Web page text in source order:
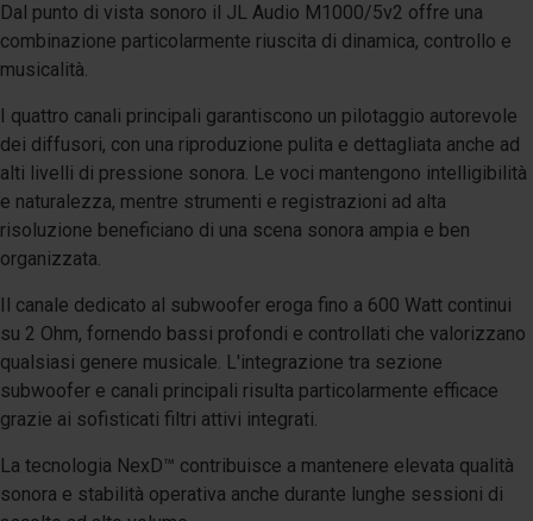
Dal punto di vista sonoro il JL Audio M1000/5v2 offre una
combinazione particolarmente riuscita di dinamica, controllo e
musicalità.
I quattro canali principali garantiscono un pilotaggio autorevole
dei diffusori, con una riproduzione pulita e dettagliata anche ad
alti livelli di pressione sonora. Le voci mantengono intelligibilità
e naturalezza, mentre strumenti e registrazioni ad alta
risoluzione beneficiano di una scena sonora ampia e ben
organizzata.
Il canale dedicato al subwoofer eroga fino a 600 Watt continui
su 2 Ohm, fornendo bassi profondi e controllati che valorizzano
qualsiasi genere musicale. L'integrazione tra sezione
subwoofer e canali principali risulta particolarmente efficace
grazie ai sofisticati filtri attivi integrati.
La tecnologia NexD™ contribuisce a mantenere elevata qualità
sonora e stabilità operativa anche durante lunghe sessioni di